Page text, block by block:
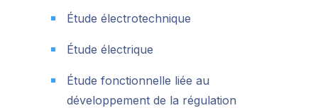
Étude électrotechnique
Étude électrique
Étude fonctionnelle liée au
développement de la régulation